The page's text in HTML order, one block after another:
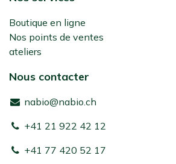
Boutique en ligne
Nos points de ventes
ateliers
Nous contacter
nabio@nabio.ch
+41 21 922 42 12
+41 77 420 52 17